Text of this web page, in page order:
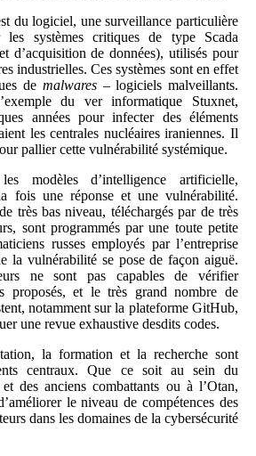
du logiciel, une surveillance particulière
les systèmes critiques de type Scada
d’acquisition de données), utilisés pour
industrielles. Ces systèmes sont en effet
de malwares – logiciels malveillants.
du ver informatique Stuxnet,
années pour infecter des éléments
les centrales nucléaires iraniennes. Il
pallier cette vulnérabilité systémique.
modèles d’intelligence artificielle,
fois une réponse et une vulnérabilité.
très bas niveau, téléchargés par de très
sont programmés par une toute petite
russes employés par l’entreprise
la vulnérabilité se pose de façon aiguë.
ne sont pas capables de vérifier
proposés, et le très grand nombre de
notamment sur la plateforme GitHub,
une revue exhaustive desdits codes.
la formation et la recherche sont
centraux. Que ce soit au sein du
des anciens combattants ou à l’Otan,
le niveau de compétences des
dans les domaines de la cybersécurité